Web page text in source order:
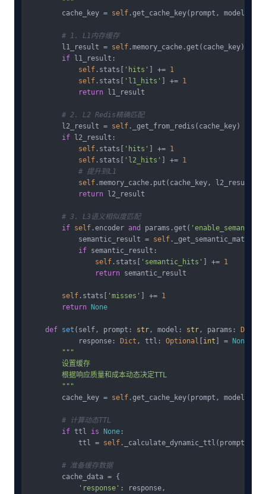
        cache_key =
self .get_cache_key(prompt, model,
# 1. L1内存缓存
        l1_result =
self .memory_cache.get(cache_key)
if l1_result:
self .stats[ 'hits' ] += 1
self .stats[ 'l1_hits' ] += 1
return l1_result
# 2. L2 Redis精确匹配
        l2_result =
self ._get_from_redis(cache_key)
if l2_result:
self .stats[ 'hits' ] += 1
self .stats[ 'l2_hits' ] += 1
# 提升到L1
self .memory_cache.put(cache_key, l2_result)
return l2_result
# 3. L3语义相似度匹配
if self .encoder and params.get(
            semantic_result =
self
if semantic_result:
self .stats[ 'semantic_hits' ] += 1
return semantic_result
self .stats[ 'misses' ] += 1
return None
def set ( self, prompt: str , model: str , params: Dict
            response:
Dict , ttl: Optional [int ] = None
"""
        设置缓存
        根据响应质量和成本动态决定TTL
        """
        cache_key =
self .get_cache_key(prompt, model,
# 计算动态TTL
if ttl is None :
            ttl =
self ._calculate_dynamic_ttl(prompt,
# 准备缓存数据
        cache_data = {
'response' : response,